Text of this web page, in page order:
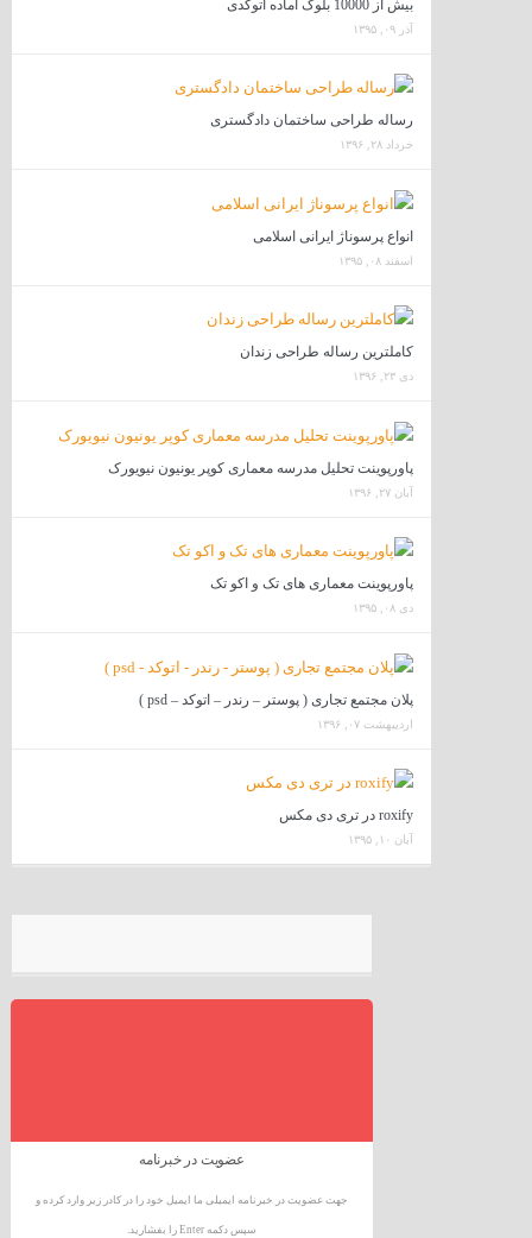
بیش از 10000 بلوک آماده اتوکدی
آذر ۰۹, ۱۳۹۵
رساله طراحی ساختمان دادگستری
خرداد ۲۸, ۱۳۹۶
انواع پرسوناژ ایرانی اسلامی
اسفند ۰۸, ۱۳۹۵
کاملترین رساله طراحی زندان
دی ۲۳, ۱۳۹۶
پاورپوینت تحلیل مدرسه معماری کوپر یونیون نیویورک
آبان ۲۷, ۱۳۹۶
پاورپوینت معماری های تک و اکو تک
دی ۰۸, ۱۳۹۵
پلان مجتمع تجاری ( پوستر – رندر – اتوکد – psd )
اردیبهشت ۰۷, ۱۳۹۶
roxify در تری دی مکس
آبان ۱۰, ۱۳۹۵
عضویت در خبرنامه
جهت عضویت در خبرنامه ایمیلی ما ایمیل خود را در کادر زیر وارد کرده و
سپس دکمه Enter را بفشارید.